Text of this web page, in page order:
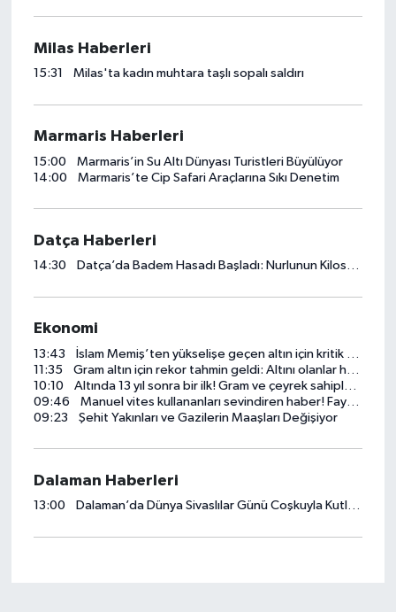
Milas Haberleri
15:31 Milas'ta kadın muhtara taşlı sopalı saldırı
Marmaris Haberleri
15:00
Marmaris’in Su Altı Dünyası Turistleri Büyülüyor
14:00
Marmaris’te Cip Safari Araçlarına Sıkı Denetim
Datça Haberleri
14:30 Datça’da Badem Hasadı Başladı: Nurlunun Kilosu 2 Bin TL
Ekonomi
13:43
İslam Memiş’ten yükselişe geçen altın için kritik yorum: Tepki mi, yeni trend mi
11:35
Gram altın için rekor tahmin geldi: Altını olanlar hangi rakamları görecek?
10:10
Altında 13 yıl sonra bir ilk! Gram ve çeyrek sahipleri dikkat
09:46
Manuel vites kullananları sevindiren haber! Faydası şaşırttı
09:23
Şehit Yakınları ve Gazilerin Maaşları Değişiyor
Dalaman Haberleri
13:00 Dalaman’da Dünya Sivaslılar Günü Coşkuyla Kutlandı